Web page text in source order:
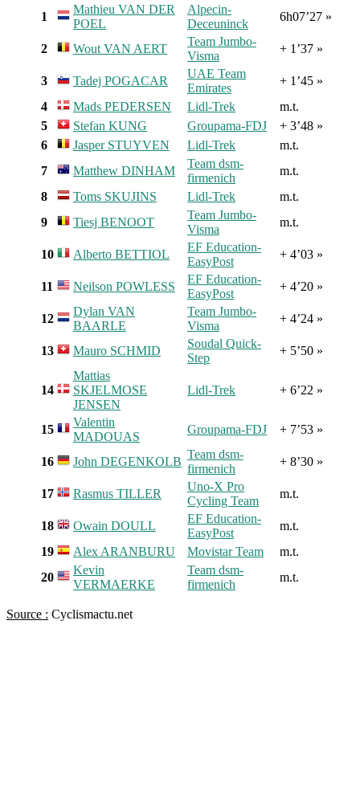
1
Mathieu VAN DER
POEL
Alpecin-
Deceuninck
6h07’27 »
2 Wout VAN AERT
Team Jumbo-
Visma
+ 1’37 »
3 Tadej POGACAR
UAE Team
Emirates
+ 1’45 »
4
Mads PEDERSEN Lidl-Trek
m.t.
5
Stefan KUNG Groupama-FDJ
+ 3’48 »
6
Jasper STUYVEN Lidl-Trek
m.t.
7
Matthew DINHAM
Team dsm-
firmenich
m.t.
8
Toms SKUJINS Lidl-Trek
m.t.
9
Tiesj BENOOT
Team Jumbo-
Visma
m.t.
10 Alberto BETTIOL
EF Education-
EasyPost
+ 4’03 »
11 Neilson POWLESS
EF Education-
EasyPost
+ 4’20 »
12
Dylan VAN
BAARLE
Team Jumbo-
Visma
+ 4’24 »
13 Mauro SCHMID
Soudal Quick-
Step
+ 5’50 »
14
Mattias
SKJELMOSE
JENSEN
Lidl-Trek + 6’22 »
15
Valentin
MADOUAS
Groupama-FDJ + 7’53 »
16 John DEGENKOLB
Team dsm-
firmenich
+ 8’30 »
17 Rasmus TILLER
Uno-X Pro
Cycling Team
m.t.
18 Owain DOULL
EF Education-
EasyPost
m.t.
19
Alex ARANBURU Movistar Team
m.t.
20
Kevin
VERMAERKE
Team dsm-
firmenich
m.t.
Source : Cyclismactu.net